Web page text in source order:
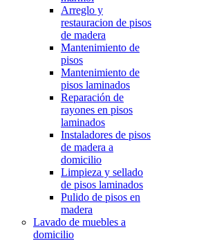
Arreglo y
restauracion de pisos
de madera
Mantenimiento de
pisos
Mantenimiento de
pisos laminados
Reparación de
rayones en pisos
laminados
Instaladores de pisos
de madera a
domicilio
Limpieza y sellado
de pisos laminados
Pulido de pisos en
madera
Lavado de muebles a
domicilio